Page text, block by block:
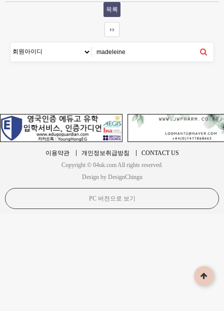
목록
이용약관 개인정보취급방침
CONTACT US
Copyright © 04uk.com All rights reserved.
Design by DesignChingu
PC 버전으로 보기